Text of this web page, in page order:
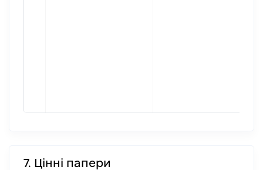
7. Цінні папери